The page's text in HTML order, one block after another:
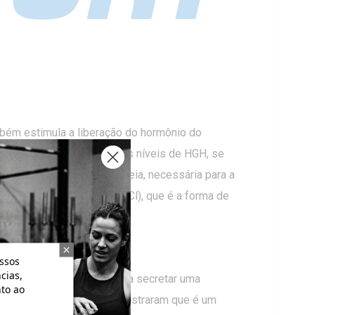
estimula a liberação do hormônio do
um aumento nos níveis de HGH, se
para a produção de ureia, necessária para a
forma de sal de cloreto (HCl), que é a forma de
, estimulando o cérebro a secretar uma
subsequentes mostraram que é um
ao